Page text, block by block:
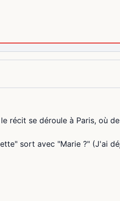
récit se déroule à Paris, où
sort avec "Marie ?" (J'ai